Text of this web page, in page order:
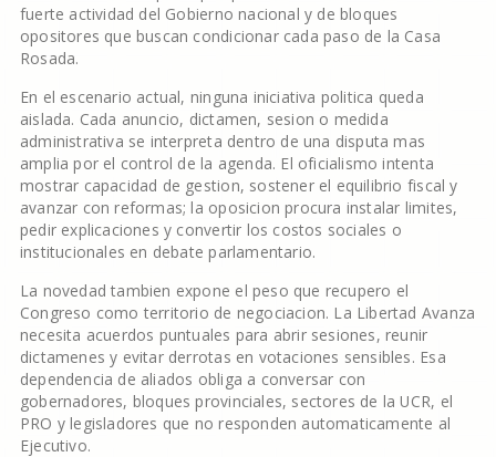
fuerte actividad del Gobierno nacional y de bloques
opositores que buscan condicionar cada paso de la Casa
Rosada.
En el escenario actual, ninguna iniciativa politica queda
aislada. Cada anuncio, dictamen, sesion o medida
administrativa se interpreta dentro de una disputa mas
amplia por el control de la agenda. El oficialismo intenta
mostrar capacidad de gestion, sostener el equilibrio fiscal y
avanzar con reformas; la oposicion procura instalar limites,
pedir explicaciones y convertir los costos sociales o
institucionales en debate parlamentario.
La novedad tambien expone el peso que recupero el
Congreso como territorio de negociacion. La Libertad Avanza
necesita acuerdos puntuales para abrir sesiones, reunir
dictamenes y evitar derrotas en votaciones sensibles. Esa
dependencia de aliados obliga a conversar con
gobernadores, bloques provinciales, sectores de la UCR, el
PRO y legisladores que no responden automaticamente al
Ejecutivo.